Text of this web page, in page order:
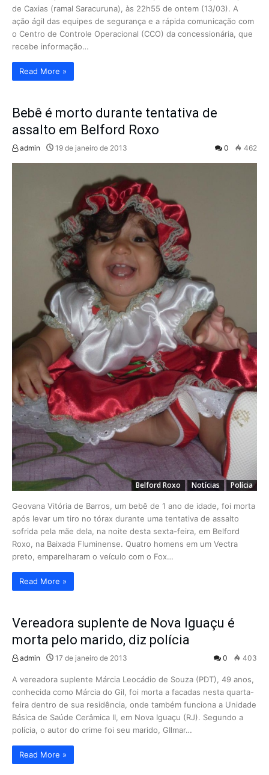
de Caxias (ramal Saracuruna), às 22h55 de ontem (13/03). A
ação ágil das equipes de segurança e a rápida comunicação com
o Centro de Controle Operacional (CCO) da concessionária, que
recebe informação…
Read More »
Bebê é morto durante tentativa de
assalto em Belford Roxo
admin 19 de janeiro de 2013 0 462
Belford Roxo Notícias Polícia
Geovana Vitória de Barros, um bebê de 1 ano de idade, foi morta
após levar um tiro no tórax durante uma tentativa de assalto
sofrida pela mãe dela, na noite desta sexta-feira, em Belford
Roxo, na Baixada Fluminense. Quatro homens em um Vectra
preto, emparelharam o veículo com o Fox…
Read More »
Vereadora suplente de Nova Iguaçu é
morta pelo marido, diz polícia
admin 17 de janeiro de 2013 0 403
A vereadora suplente Márcia Leocádio de Souza (PDT), 49 anos,
conhecida como Márcia do Gil, foi morta a facadas nesta quarta-
feira dentro de sua residência, onde também funciona a Unidade
Básica de Saúde Cerâmica II, em Nova Iguaçu (RJ). Segundo a
polícia, o autor do crime foi seu marido, GIlmar…
Read More »